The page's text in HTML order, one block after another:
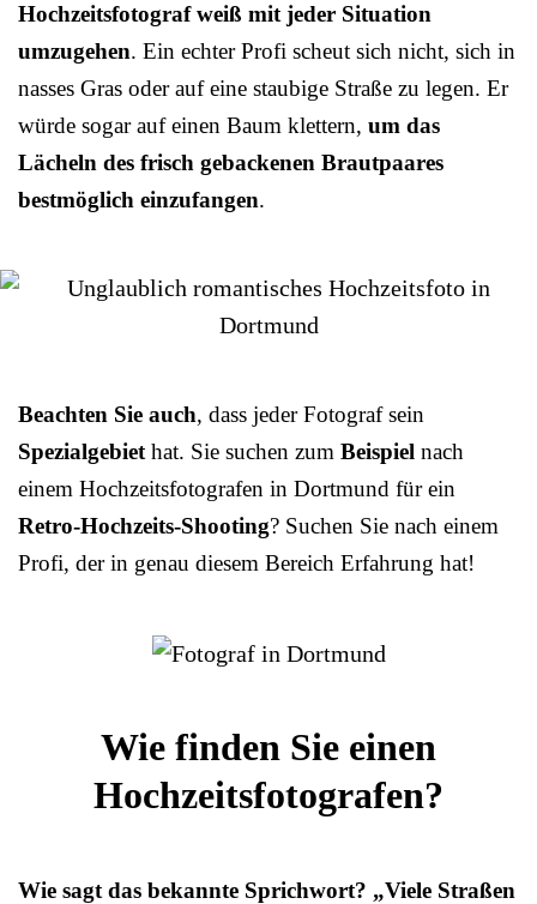
Hochzeitsfotograf weiß mit jeder Situation
umzugehen. Ein echter Profi scheut sich nicht, sich in
nasses Gras oder auf eine staubige Straße zu legen. Er
würde sogar auf einen Baum klettern, um das
Lächeln des frisch gebackenen Brautpaares
bestmöglich einzufangen.
Beachten Sie auch, dass jeder Fotograf sein
Spezialgebiet hat. Sie suchen zum Beispiel nach
einem Hochzeitsfotografen in Dortmund für ein
Retro-Hochzeits-Shooting? Suchen Sie nach einem
Profi, der in genau diesem Bereich Erfahrung hat!
Wie finden Sie einen
Hochzeitsfotografen?
Wie sagt das bekannte Sprichwort? „Viele Straßen